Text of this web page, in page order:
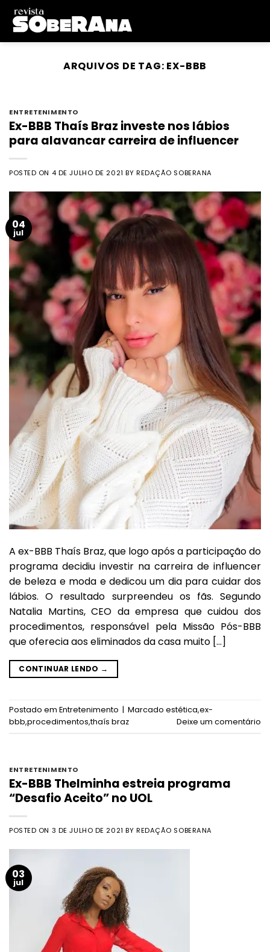
Skip
content
ARQUIVOS DE TAG: EX-BBB
ENTRETENIMENTO
Ex-BBB Thaís Braz investe nos lábios
para alavancar carreira de influencer
POSTED ON 4 DE JULHO DE 2021 BY REDAÇÃO SOBERANA
04
jul
A ex-BBB Thaís Braz, que logo após a participação do
programa decidiu investir na carreira de influencer
de beleza e moda e dedicou um dia para cuidar dos
lábios. O resultado surpreendeu os fãs. Segundo
Natalia Martins, CEO da empresa que cuidou dos
procedimentos, responsável pela Missão Pós-BBB
que oferecia aos eliminados da casa muito […]
CONTINUAR LENDO →
Postado em Entretenimento Marcado estética,ex-
bbb,procedimentos,thaís braz Deixe um comentário
ENTRETENIMENTO
Ex-BBB Thelminha estreia programa
“Desafio Aceito” no UOL
POSTED ON 3 DE JULHO DE 2021 BY REDAÇÃO SOBERANA
03
jul